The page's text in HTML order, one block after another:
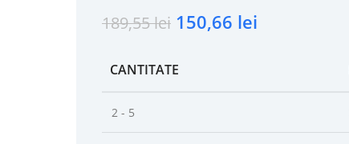
189,55lei 150,66 lei
CANTITATE
2 - 5